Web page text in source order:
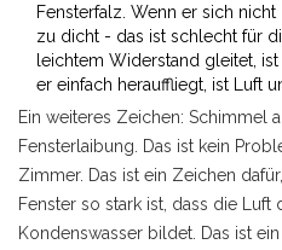
Fensterfalz. Wenn er sich
zu dicht - das ist schlecht für
leichtem Widerstand gleitet,
er einfach herauffliegt, ist Luft
Ein weiteres Zeichen: Schimmel
Fensterlaibung. Das ist kein
Zimmer. Das ist ein Zeichen
Fenster so stark ist, dass die Luft
Kondenswasser bildet. Das ist